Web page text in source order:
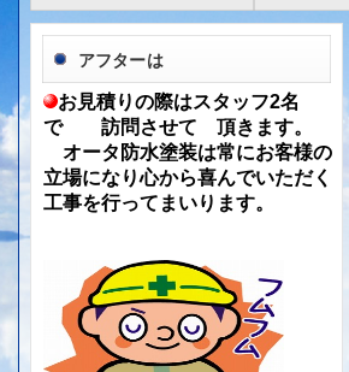
アフターは
お見積りの際はスタッフ2名
で 訪問させて 頂きます。
オータ防水塗装は常にお客様の
立場になり心から喜んでいただく
工事を行ってまいります。